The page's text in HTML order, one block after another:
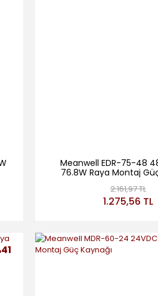
Meanwell EDR-75-48
76.8W Raya Montaj
2.161,97 TL
1.275,56 TL